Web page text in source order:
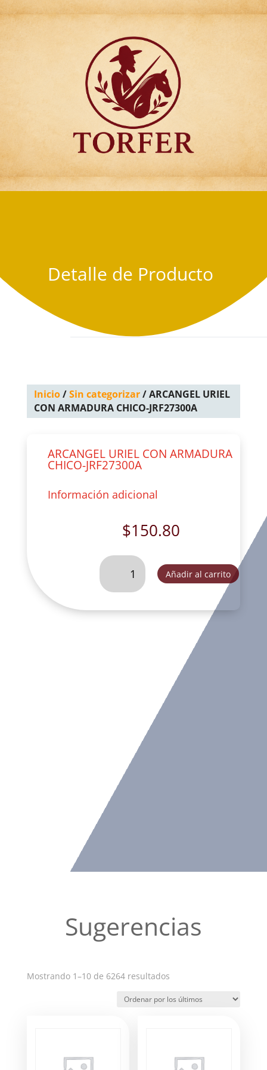
Articulos para
Regalo Torfer.
Detalle de Producto
Inicio/Sin categorizar/ ARCANGEL URIEL
CON ARMADURA CHICO-JRF27300A
ARCANGEL URIEL CON ARMADURA
CHICO-JRF27300A
Información adicional
$150.80
ARCANGEL
CON
CHICO-
Añadir al carrito
Sugerencias
Mostrando 1–10 de 6264 resultadosOrdenado
los